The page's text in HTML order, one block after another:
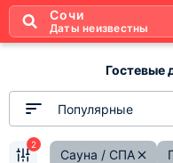
Сочи
Даты неизвестны
Гостевые
Популярные
Сауна / СПА
2